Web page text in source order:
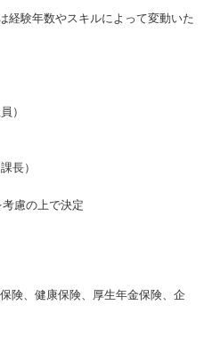
経験年数やスキルによって変動いた
）
長）
慮の上で決定
険、健康保険、厚生年金保険、企